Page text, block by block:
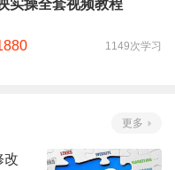
实操全套视频教程
1149次学习
更多
改